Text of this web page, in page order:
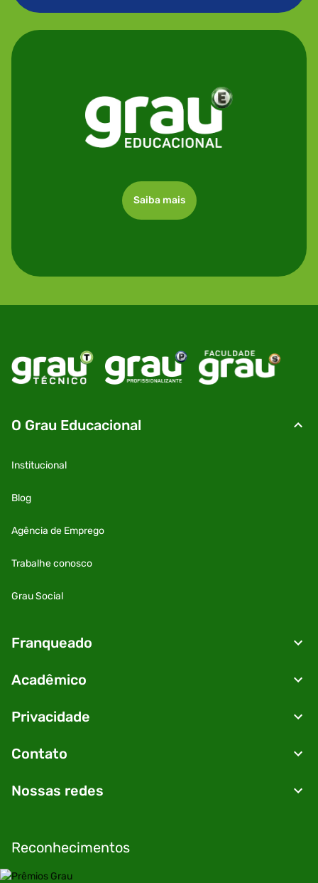
Saiba mais
O Grau Educacional
Institucional
Blog
Agência de Emprego
Trabalhe conosco
Grau Social
Franqueado
Acadêmico
Privacidade
Contato
Nossas redes
Reconhecimentos